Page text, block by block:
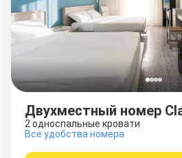
Двухместный номер
2 односпальные кровати
Все удобства номера